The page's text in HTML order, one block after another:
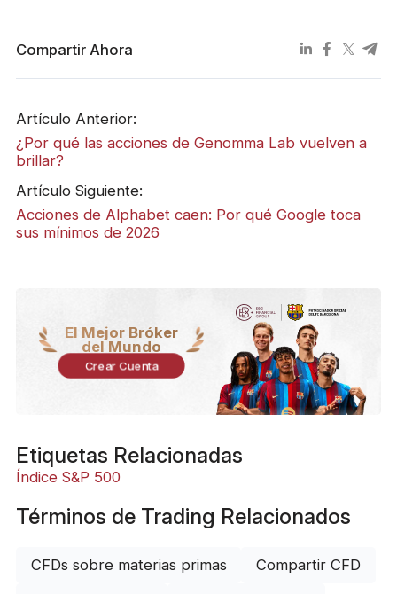
Compartir Ahora
Artículo Anterior:
¿Por qué las acciones de Genomma Lab vuelven a
brillar?
Artículo Siguiente:
Acciones de Alphabet caen: Por qué Google toca
sus mínimos de 2026
El Mejor Bróker
del Mundo
Crear Cuenta
Etiquetas Relacionadas
Índice S&P 500
Términos de Trading Relacionados
CFDs sobre materias primas Compartir CFD